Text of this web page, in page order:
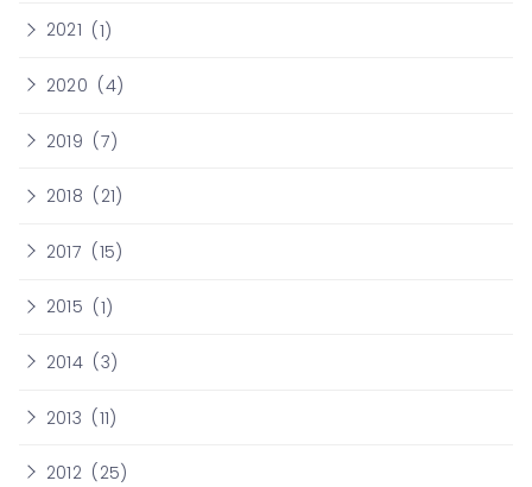
2021 (1)
2020 (4)
2019 (7)
2018 (21)
2017 (15)
2015 (1)
2014 (3)
2013 (11)
2012 (25)